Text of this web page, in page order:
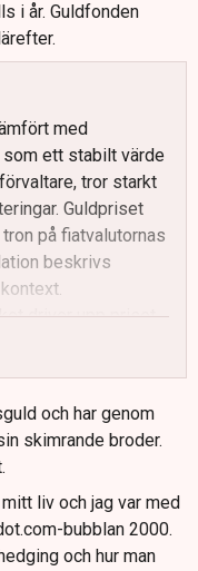
i år. Guldfonden
med
ett stabilt värde
tror starkt
Guldpriset
på fiatvalutornas
beskrivs
driver upp priset
och har genom
skimrande broder.
liv och jag var med
bubblan 2000.
och hur man